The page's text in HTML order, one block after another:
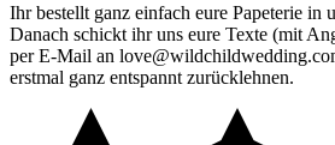
Ihr bestellt ganz einfach eure Papeterie in
Danach schickt ihr uns eure Texte (mit
per E-Mail an
erstmal ganz entspannt zurücklehnen.